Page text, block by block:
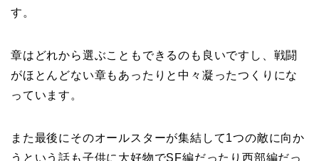
す。
章はどれから選ぶこともできるのも良いですし、戦闘
がほとんどない章もあったりと中々凝ったつくりにな
っています。
また最後にそのオールスターが集結して1つの敵に向か
うという話も子供に大好物でSF編だったり西部編だっ